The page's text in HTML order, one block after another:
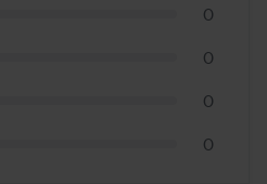
0
0
0
0